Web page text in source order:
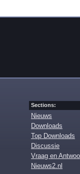
Sections:
Nieuws
Downloads
Top Downloads
Discussie
Vraag en
Nieuws2.nl